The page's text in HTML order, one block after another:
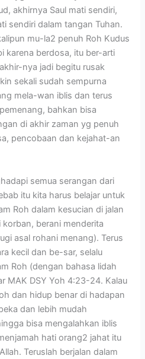
akhirnya Saul mati sendiri,
sendiri dalam tangan Tuhan.
mu-la2 penuh Roh Kudus
karena berdosa, itu ber-arti
nya jadi begitu rusak
sekali sudah sempurna
mela-wan iblis dan terus
bahkan bisa
di akhir zaman yg penuh
pencobaan dan kejahat-an
semua serangan dari
itu kita harus belajar untuk
Roh dalam kesucian di jalan
berani menderita
asal rohani menang). Terus
kecil dan be-sar, selalu
Roh (dengan bahasa lidah
MAK DSY Yoh 4:23-24. Kalau
dan hidup benar di hadapan
dan lebih mudah
bisa mengalahkan iblis
hati orang2 jahat itu
Teruslah berjalan dalam